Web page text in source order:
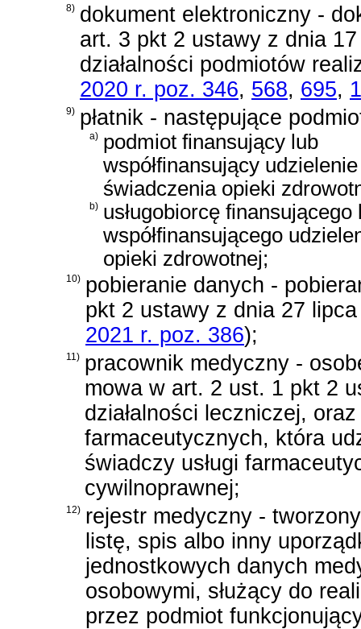
8) dokument elektroniczny -
art. 3 pkt 2 ustawy z dnia
działalności podmiotów
2020 r. poz. 346, 568, 695,
9) płatnik - następujące
a) podmiot finansujący lub
współfinansujący udzielenie
świadczenia opieki
b) usługobiorcę finansującego
współfinansującego
opieki zdrowotnej;
10) pobieranie danych -
pkt 2 ustawy z dnia 27
2021 r. poz. 386);
11) pracownik medyczny -
mowa w art. 2 ust. 1 pkt 2
działalności leczniczej,
farmaceutycznych, która
świadczy usługi
cywilnoprawnej;
12) rejestr medyczny -
listę, spis albo inny
jednostkowych danych
osobowymi, służący do
przez podmiot